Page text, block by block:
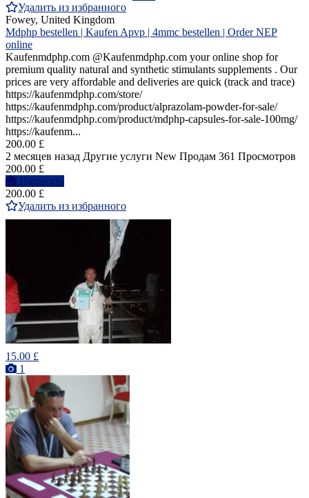
Удалить из избранного
Fowey, United Kingdom
Mdphp bestellen | Kaufen Apvp | 4mmc bestellen | Order NEP
online
Kaufenmdphp.com @Kaufenmdphp.com your online shop for
premium quality natural and synthetic stimulants supplements . Our
prices are very affordable and deliveries are quick (track and trace)
https://kaufenmdphp.com/store/
https://kaufenmdphp.com/product/alprazolam-powder-for-sale/
https://kaufenmdphp.com/product/mdphp-capsules-for-sale-100mg/
https://kaufenm...
200.00 £
2 месяцев назад Другие услуги New Продам 361 Просмотров
200.00 £
Написать
200.00 £
Удалить из избранного
15.00 £
1